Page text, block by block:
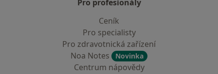
Pro profesionály
Ceník
Pro specialisty
Pro zdravotnická zařízení
Noa Notes
Novinka
Centrum nápovědy